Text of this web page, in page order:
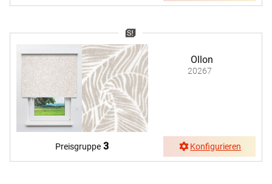
Ollon
20267
Preisgruppe 3 Konfigurieren